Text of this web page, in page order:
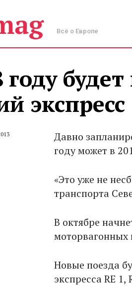
Всё о Европе
году
экспресс
Давно
году может в
«Это уже не
транспорта
В октябре
моторвагонных
Новые поезда
экспресса RE 1,